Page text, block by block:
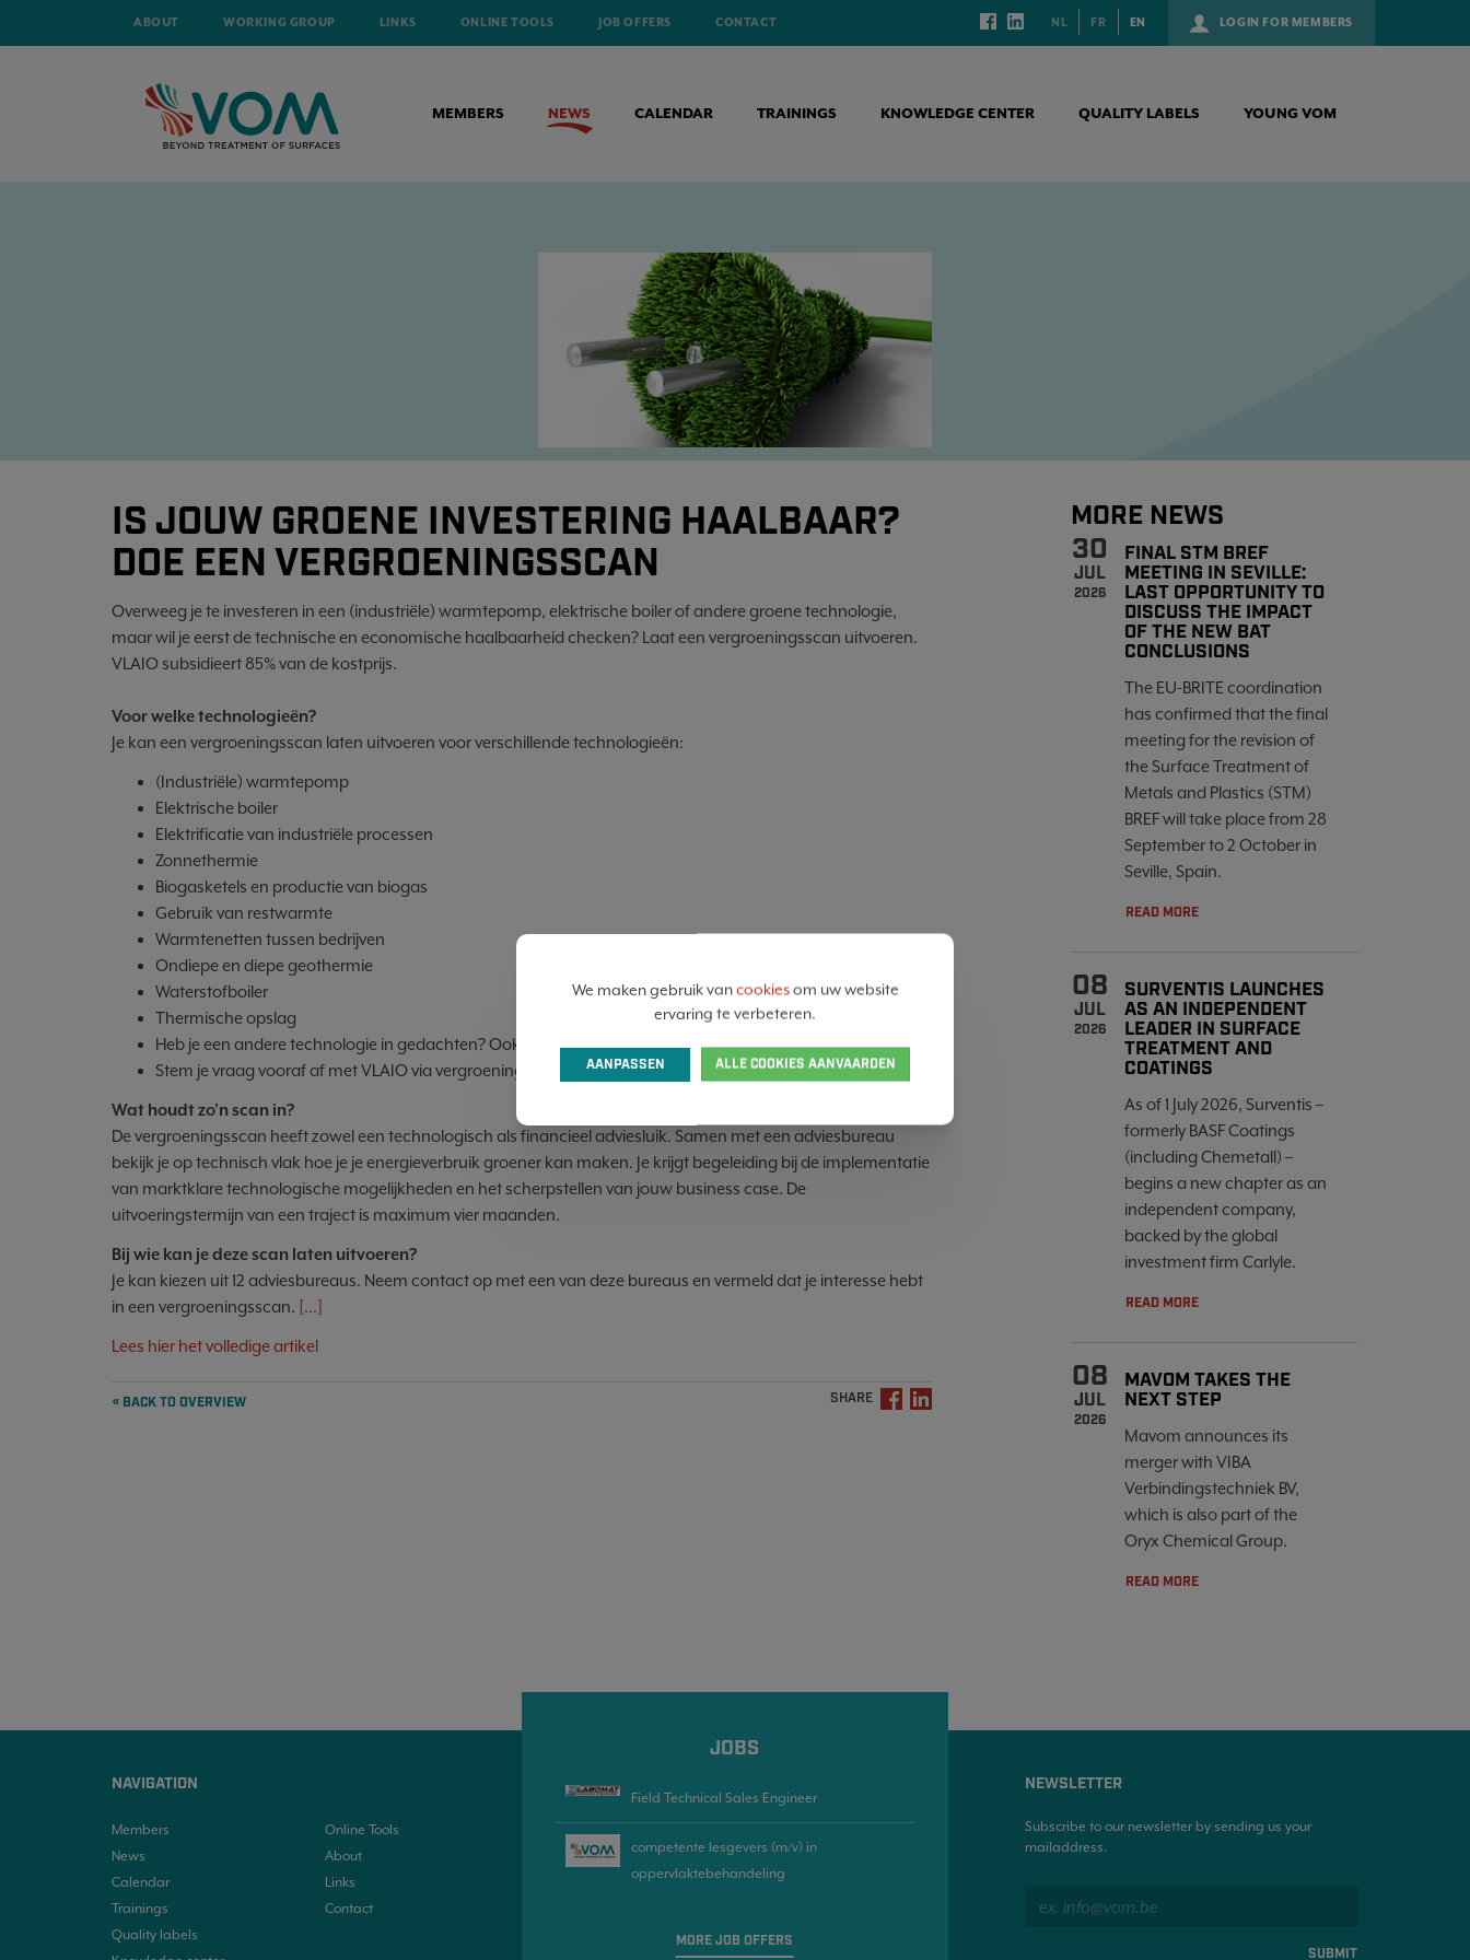
ABOUT WORKING GROUP LINKS ONLINE TOOLS JOB OFFERS CONTACT LOGIN FOR MEMBERS
NL FR EN
MEMBERS NEWS CALENDAR TRAININGS KNOWLEDGE CENTER QUALITY LABELS YOUNG VOM
NEWS IS JOUW GROENE INVESTERING HAALBAAR? DOE EEN VERGROENINGSSCAN
IS JOUW GROENE INVESTERING HAALBAAR?
DOE EEN VERGROENINGSSCAN
Overweeg je te investeren in een (industriële) warmtepomp, elektrische boiler of andere groene technologie,
maar wil je eerst de technische en economische haalbaarheid checken? Laat een vergroeningsscan uitvoeren.
VLAIO subsidieert 85% van de kostprijs.
Voor welke technologieën?
Je kan een vergroeningsscan laten uitvoeren voor verschillende technologieën:
(Industriële) warmtepomp
Elektrische boiler
Elektrificatie van industriële processen
Zonnethermie
Biogasketels en productie van biogas
Gebruik van restwarmte
Warmtenetten tussen bedrijven
Ondiepe en diepe geothermie
Waterstofboiler
Thermische opslag
Heb je een andere technologie in gedachten? Ook die kan in aanmerking komen.
Stem je vraag vooraf af met VLAIO via vergroening@vlaio.be.
Wat houdt zo’n scan in?
De vergroeningsscan heeft zowel een technologisch als financieel adviesluik. Samen met een adviesbureau
bekijk je op technisch vlak hoe je je energieverbruik groener kan maken. Je krijgt begeleiding bij de implementatie
van marktklare technologische mogelijkheden en het scherpstellen van jouw business case. De
uitvoeringstermijn van een traject is maximum vier maanden.
Bij wie kan je deze scan laten uitvoeren?
Je kan kiezen uit 12 adviesbureaus. Neem contact op met een van deze bureaus en vermeld dat je interesse hebt
in een vergroeningsscan. [...]
Lees hier het volledige artikel
« BACK TO OVERVIEW SHARE
MORE NEWS
30
JUL
2026
FINAL STM BREF
MEETING IN SEVILLE:
LAST OPPORTUNITY TO
DISCUSS THE IMPACT
OF THE NEW BAT
CONCLUSIONS
The EU-BRITE coordination
has confirmed that the final
meeting for the revision of
the Surface Treatment of
Metals and Plastics (STM)
BREF will take place from 28
September to 2 October in
Seville, Spain.
READ MORE
08
JUL
2026
SURVENTIS LAUNCHES
AS AN INDEPENDENT
LEADER IN SURFACE
TREATMENT AND
COATINGS
As of 1 July 2026, Surventis –
formerly BASF Coatings
(including Chemetall) –
begins a new chapter as an
independent company,
backed by the global
investment firm Carlyle.
READ MORE
08
JUL
2026
MAVOM TAKES THE
NEXT STEP
Mavom announces its
merger with VIBA
Verbindingstechniek BV,
which is also part of the
Oryx Chemical Group.
READ MORE
NAVIGATION
Members
News
Calendar
Trainings
Quality labels
Online Tools
About
Links
Contact
JOBS
Field Technical Sales Engineer
competente lesgevers (m/v) in
oppervlaktebehandeling
MORE JOB OFFERS
NEWSLETTER
Subscribe to our newsletter by sending us your
mailaddress.
SUBMIT
We maken gebruik vancookiesom uw website
ervaring te verbeteren.
AANPASSEN ALLE COOKIES AANVAARDEN